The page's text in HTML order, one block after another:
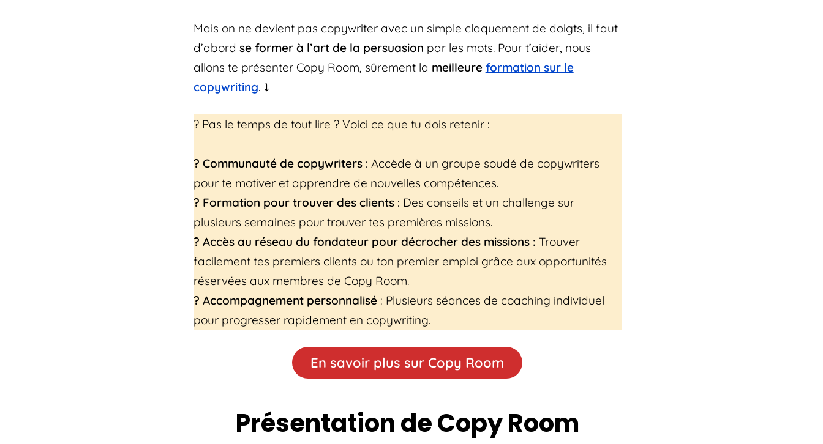
Mais on ne devient pas copywriter avec un simple claquement de doigts, il faut
d’abord se former à l’art de la persuasion par les mots. Pour t’aider, nous
allons te présenter Copy Room, sûrement la meilleure formation sur le
copywriting. ⤵️
?️ Pas le temps de tout lire ? Voici ce que tu dois retenir :
? Communauté de copywriters: Accède à un groupe soudé de copywriters
pour te motiver et apprendre de nouvelles compétences.
? Formation pour trouver des clients: Des conseils et un challenge sur
plusieurs semaines pour trouver tes premières missions.
? Accès au réseau du fondateur pour décrocher des missions : Trouver
facilement tes premiers clients ou ton premier emploi grâce aux opportunités
réservées aux membres de Copy Room.
? Accompagnement personnalisé: Plusieurs séances de coaching individuel
pour progresser rapidement en copywriting.
En savoir plus sur Copy Room
Présentation de Copy Room